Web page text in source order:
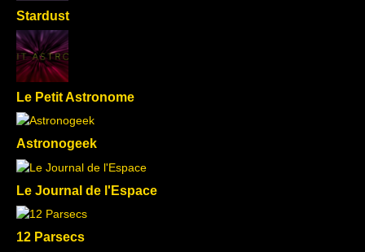
Stardust
Le Petit Astronome
Astronogeek
Le Journal de l'Espace
12 Parsecs